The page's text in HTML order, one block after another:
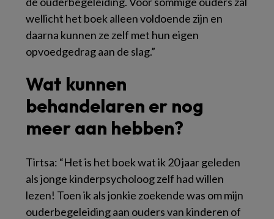
wellicht het boek alleen voldoende zijn en
daarna kunnen ze zelf met hun eigen
opvoedgedrag aan de slag.”
Wat kunnen
behandelaren er nog
meer aan hebben?
Tirtsa: “Het is het boek wat ik 20 jaar geleden
als jonge kinderpsycholoog zelf had willen
lezen! Toen ik als jonkie zoekende was om mijn
ouderbegeleiding aan ouders van kinderen of